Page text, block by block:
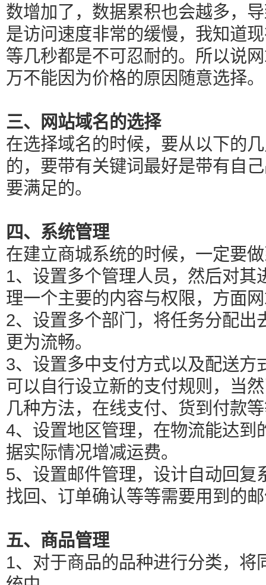
数增加了，数据累积也会越多，
是访问速度非常的缓慢，我知道
等几秒都是不可忍耐的。所以说
万不能因为价格的原因随意选择。
三、网站域名的选择
在选择域名的时候，要从以下的
的，要带有关键词最好是带有自
要满足的。
四、系统管理
在建立商城系统的时候，一定要
1、设置多个管理人员，然后对
理一个主要的内容与权限，方面
2、设置多个部门，将任务分配
更为流畅。
3、设置多中支付方式以及配送
可以自行设立新的支付规则，当
几种方法，在线支付、货到付款
4、设置地区管理，在物流能达到
据实际情况增减运费。
5、设置邮件管理，设计自动回
找回、订单确认等等需要用到的
五、商品管理
1、对于商品的品种进行分类，